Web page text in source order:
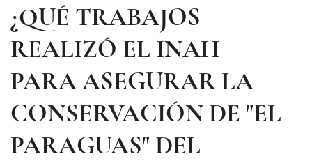
¿QUÉ TRABAJOS
REALIZÓ EL INAH
PARA ASEGURAR LA
CONSERVACIÓN DE "EL
PARAGUAS" DEL